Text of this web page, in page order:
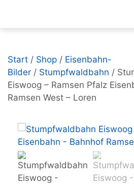
Start / Shop / Eisenbahn-
Bilder / Stumpfwaldbahn /
Eiswoog – Ramsen Pfalz
Ramsen West – Loren